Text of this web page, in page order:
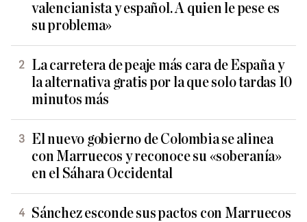
valencianista y español. A quien le pese es
su problema»
La carretera de peaje más cara de España y
la alternativa gratis por la que solo tardas 10
minutos más
El nuevo gobierno de Colombia se alinea
con Marruecos y reconoce su «soberanía»
en el Sáhara Occidental
Sánchez esconde sus pactos con Marruecos